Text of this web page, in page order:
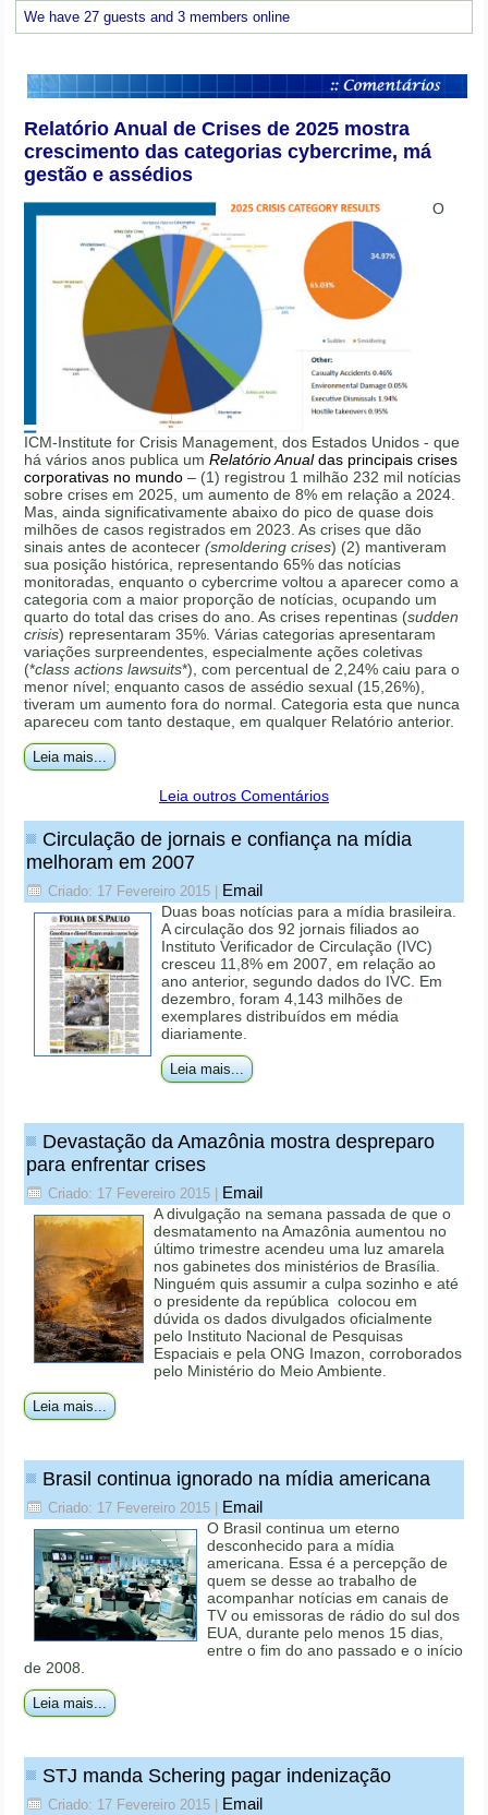
We have 27 guests and 3 members online
Relatório Anual de Crises de 2025 mostra
crescimento das categorias cybercrime, má
gestão e assédios
O
ICM-Institute for Crisis Management, dos Estados Unidos - que
há vários anos publica umRelatório Anualdas principais crises
corporativas no mundo – (1) registrou 1 milhão 232 mil notícias
sobre crises em 2025, um aumento de 8% em relação a 2024.
Mas, ainda significativamente abaixo do pico de quase dois
milhões de casos registrados em 2023. As crises que dão
sinais antes de acontecer(smoldering crises) (2) mantiveram
sua posição histórica, representando 65% das notícias
monitoradas, enquanto o cybercrime voltou a aparecer como a
categoria com a maior proporção de notícias, ocupando um
quarto do total das crises do ano. As crises repentinas (sudden
crisis) representaram 35%. Várias categorias apresentaram
variações surpreendentes, especialmente ações coletivas
(*class actions lawsuits*), com percentual de 2,24% caiu para o
menor nível; enquanto casos de assédio sexual (15,26%),
tiveram um aumento fora do normal. Categoria esta que nunca
apareceu com tanto destaque, em qualquer Relatório anterior.
Leia mais...
Leia outros Comentários
Circulação de jornais e confiança na mídia
melhoram em 2007
Criado: 17 Fevereiro 2015 Email
Duas boas notícias para a mídia brasileira.
A circulação dos 92 jornais filiados ao
Instituto Verificador de Circulação (IVC)
cresceu 11,8% em 2007, em relação ao
ano anterior, segundo dados do IVC. Em
dezembro, foram 4,143 milhões de
exemplares distribuídos em média
diariamente.
Leia mais...
Devastação da Amazônia mostra despreparo
para enfrentar crises
Criado: 17 Fevereiro 2015 Email
A divulgação na semana passada de que o
desmatamento na Amazônia aumentou no
último trimestre acendeu uma luz amarela
nos gabinetes dos ministérios de Brasília.
Ninguém quis assumir a culpa sozinho e até
o presidente da república colocou em
dúvida os dados divulgados oficialmente
pelo Instituto Nacional de Pesquisas
Espaciais e pela ONG Imazon, corroborados
pelo Ministério do Meio Ambiente.
Leia mais...
Brasil continua ignorado na mídia americana
Criado: 17 Fevereiro 2015 Email
O Brasil continua um eterno
desconhecido para a mídia
americana. Essa é a percepção de
quem se desse ao trabalho de
acompanhar notícias em canais de
TV ou emissoras de rádio do sul dos
EUA, durante pelo menos 15 dias,
entre o fim do ano passado e o início
de 2008.
Leia mais...
STJ manda Schering pagar indenização
Criado: 17 Fevereiro 2015 Email